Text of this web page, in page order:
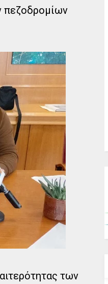
πεζοδρομίων
των